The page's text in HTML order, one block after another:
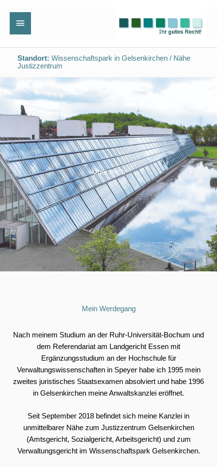
Hauptmenü
Standort: Wissenschaftspark in Gelsenkirchen / Nähe
Justizzentrum
Über mich
Mein Werdegang
Nach meinem Studium an der Ruhr-Universität-Bochum und
dem Referendariat am Landgericht Essen mit
Ergänzungsstudium an der Hochschule für
Verwaltungswissenschaften in Speyer habe ich 1995 mein
zweites juristisches Staatsexamen absolviert und habe 1996
in Gelsenkirchen meine Anwaltskanzlei eröffnet.
Seit September 2018 befindet sich meine Kanzlei in
unmittelbarer Nähe zum Justizzentrum Gelsenkirchen
(Amtsgericht, Sozialgericht, Arbeitsgericht) und zum
Verwaltungsgericht im Wissenschaftspark Gelsenkirchen.